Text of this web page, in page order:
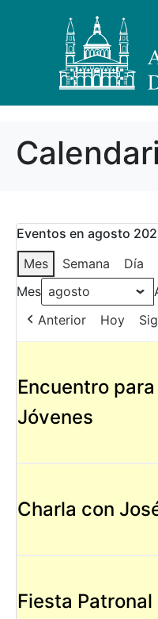
Eventos en agosto
Mes
Semana
Día
Mes
Anterior
Hoy
Encuentro
Jóvenes
Charla con
Fiesta